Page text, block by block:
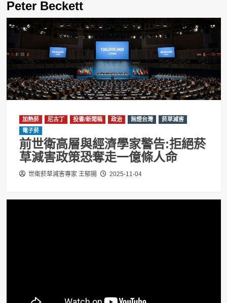
Peter Beckett
加熱菸 尼古丁 投書/新聞稿 政治 無煙台灣
菸草減害
電子菸
前世衛高層與經濟學家警告:拒絕菸
草減害政策恐奪走一億條人命
世衛菸草減害專家 王郁揚 2025-11-04